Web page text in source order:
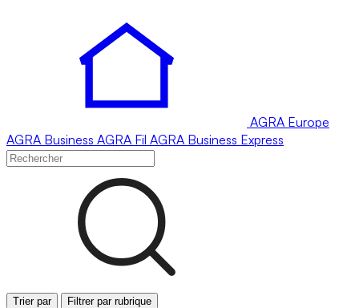
AGRA Europe
AGRA Business AGRA Fil AGRA Business Express
Trier par Filtrer par rubrique